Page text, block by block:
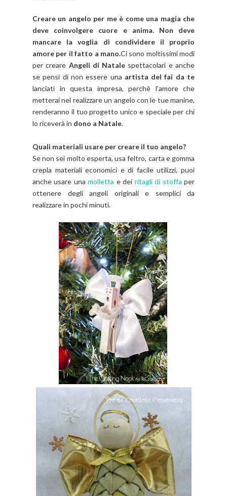
Creare un angelo per me è come una magia che
deve coinvolgere cuore e anima. Non deve
mancare la voglia di condividere il proprio
amore per il fatto a mano.Ci sono moltissimi modi
per creare Angeli di Natale spettacolari e anche
se pensi di non essere una artista del fai da te
lanciati in questa impresa, perchè l'amore che
metterai nel realizzare un angelo con le tue manine,
renderanno il tuo progetto unico e speciale per chi
lo riceverà in dono a Natale.
Quali materiali usare per creare il tuo angelo?
Se non sei molto esperta, usa feltro, carta e gomma
crepla materiali economici e di facile utilizzi, puoi
anche usare unamolletta e dei ritagli di stoffa per
ottenere degli angeli originali e semplici da
realizzare in pochi minuti.